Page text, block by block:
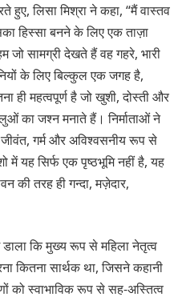
हुए, लिसा मिश्रा ने कहा, “मैं वास्तव
हिस्सा बनने के लिए एक ताज़ा
सामग्री देखते हैं वह गहरे, भारी
के लिए बिल्कुल एक जगह है,
ही महत्वपूर्ण है जो खुशी, दोस्ती और
का जश्न मनाते हैं। निर्माताओं ने
गर्म और अविश्वसनीय रूप से
यह सिर्फ एक पृष्ठभूमि नहीं है, यह
की तरह ही गन्दा, मज़ेदार,
कि मुख्य रूप से महिला नेतृत्व
कितना सार्थक था, जिसने कहानी
को स्वाभाविक रूप से सह-अस्तित्व